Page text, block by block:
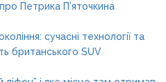
Петрика П’яточкина
сучасні технології та
британського SUV